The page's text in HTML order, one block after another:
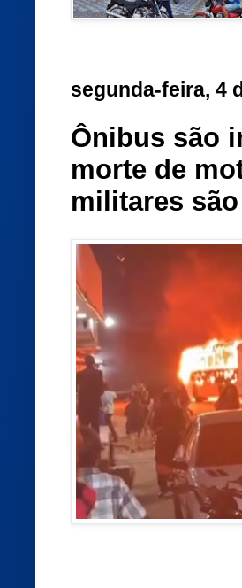
segunda-feira, 4
Ônibus são
morte de
militares